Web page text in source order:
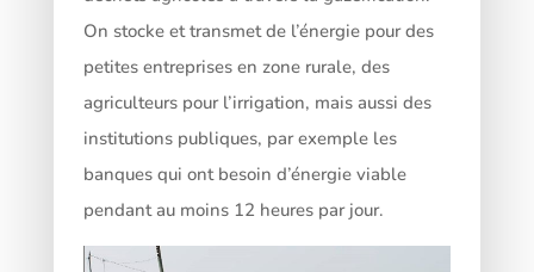
On stocke et transmet de l’énergie pour des
petites entreprises en zone rurale, des
agriculteurs pour l’irrigation, mais aussi des
institutions publiques, par exemple les
banques qui ont besoin d’énergie viable
pendant au moins 12 heures par jour.